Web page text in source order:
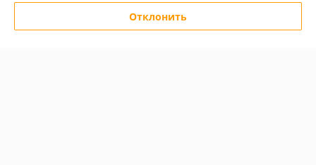
График работы
Отклонить